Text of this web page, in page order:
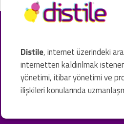
Distile, internet üzerindeki
internetten kaldırılmak
yönetimi, itibar yönetimi ve
ilişkileri konularında